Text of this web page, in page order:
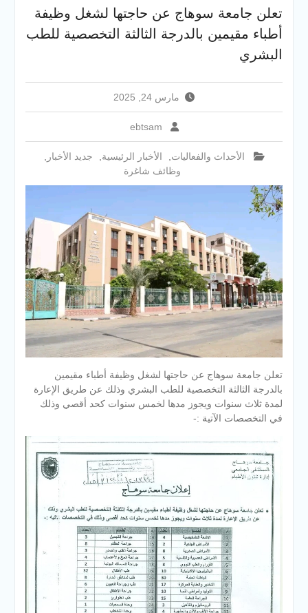
والخدمية بجامعة سوهاج
الجديدة
جامعة سوهاج تفتح أبوابها
الإلكتروني للقبول بالجامعات
تعلن جامعة سوهاج عن حاجتها لشغل وظيفة
أطباء مقيمين بالدرجة الثالثة التخصصية للطب
البشري
مارس 24, 2025
ebtsam
الأحداث والفعاليات الأخبار الرئيسية جديد الأخبار
وظائف شاغرة
تعلن جامعة سوهاج عن حاجتها لشغل وظيفة أطباء مقيمين
بالدرجة الثالثة التخصصية للطب البشري وذلك عن طريق الإعارة
لمدة ثلاث سنوات ويجوز مدها لخمس سنوات كحد أقصي وذلك
في التخصصات الآتية :-